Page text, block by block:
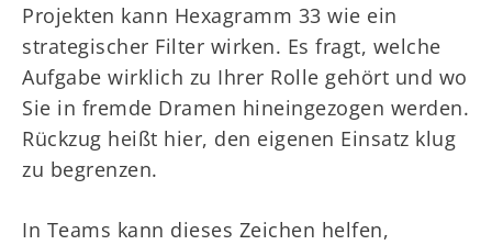
Projekten kann Hexagramm 33 wie ein
strategischer Filter wirken. Es fragt, welche
Aufgabe wirklich zu Ihrer Rolle gehört und wo
Sie in fremde Dramen hineingezogen werden.
Rückzug heißt hier, den eigenen Einsatz klug
zu begrenzen.
In Teams kann dieses Zeichen helfen,